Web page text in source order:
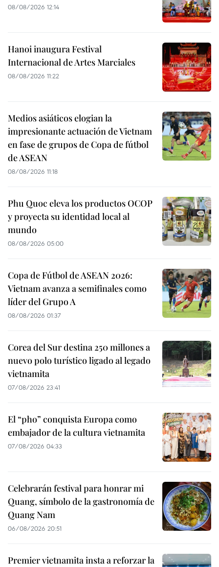
08/08/2026 12:14
Hanoi inaugura Festival
Internacional de Artes Marciales
08/08/2026 11:22
Medios asiáticos elogian la
impresionante actuación de Vietnam
en fase de grupos de Copa de fútbol
de ASEAN
08/08/2026 11:18
Phu Quoc eleva los productos OCOP
y proyecta su identidad local al
mundo
08/08/2026 05:00
Copa de Fútbol de ASEAN 2026:
Vietnam avanza a semifinales como
líder del Grupo A
08/08/2026 01:37
Corea del Sur destina 250 millones a
nuevo polo turístico ligado al legado
vietnamita
07/08/2026 23:41
El “pho” conquista Europa como
embajador de la cultura vietnamita
07/08/2026 04:33
Celebrarán festival para honrar mi
Quang, símbolo de la gastronomía de
Quang Nam
06/08/2026 20:51
Premier vietnamita insta a reforzar la